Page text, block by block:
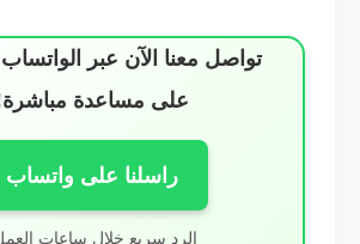
تواصل معنا الآن عبر
على مساعدة
راسلنا على واتساب
الرد سريع خلال ساعات